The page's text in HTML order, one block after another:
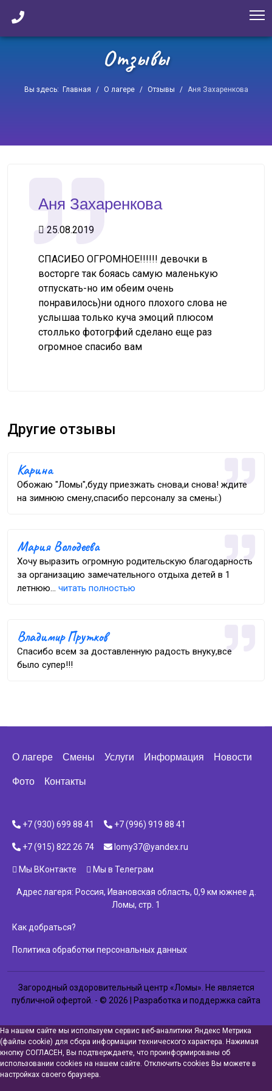
Отзывы
Вы здесь: Главная О лагере Отзывы Аня Захаренкова
Аня Захаренкова
25.08.2019
СПАСИБО ОГРОМНОЕ!!!!!! девочки в
восторге так бояась самую маленькую
отпускать-но им обеим очень
понравилось)ни одного плохого слова не
услышаа только куча эмоций плюсом
столлько фотогрфий сделано еще раз
огромное спасибо вам
Другие отзывы
Карина
Обожаю "Ломы",буду приезжать снова,и снова! ждите
на зимнюю смену,спасибо персоналу за смены:)
Мария Володеева
Хочу выразить огромную родительскую благодарность
за организацию замечательного отдыха детей в 1
летнюю... читать полностью
Владимир Прутков
Спасибо всем за доставленную радость внуку,все
было супер!!!
О лагере Смены Услуги Информация Новости
Фото Контакты
+7 (930) 699 88 41 +7 (996) 919 88 41
+7 (915) 822 26 74 lomy37@yandex.ru
Мы ВКонтакте Мы в Телеграм
Адрес лагеря: Россия, Ивановская область, 0,9 км южнее д.
Ломы, стр. 1
Как добраться?
Политика обработки персональных данных
Загородный оздоровительный центр «Ломы». Не является
публичной офертой. - © 2026 | Разработка и поддержка сайта
На нашем сайте мы используем сервис веб-аналитики Яндекс Метрика
(файлы cookie) для сбора информации технического характера. Нажимая
кнопку СОГЛАСЕН, Вы подтверждаете, что проинформированы об
использовании cookies на нашем сайте. Отключить cookies Вы можете в
настройках своего браузера.